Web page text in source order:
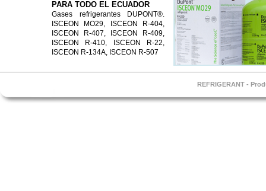
PARA TODO EL ECUADOR
Gases refrigerantes DUPONT®.
ISCEON MO29, ISCEON R-404,
ISCEON R-407, ISCEON R-409,
ISCEON R-410, ISCEON R-22,
ISCEON R-134A, ISCEON R-507
REFRIGERANT -